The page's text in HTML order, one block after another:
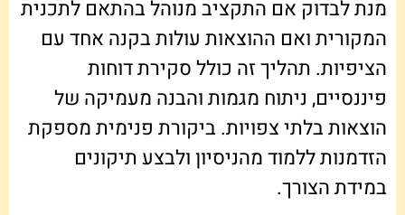
מנת לבדוק אם התקציב מנוהל בהתאם לתכנית
המקורית ואם ההוצאות עולות בקנה אחד עם
הציפיות. תהליך זה כולל סקירת דוחות
פיננסיים, ניתוח מגמות והבנה מעמיקה של
הוצאות בלתי צפויות. ביקורת פנימית מספקת
הזדמנות ללמוד מהניסיון ולבצע תיקונים
במידת הצורך.